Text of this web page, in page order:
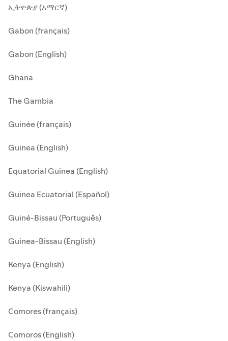
ኢትዮጵያ (አማርኛ)
Gabon (français)
Gabon (English)
Ghana
The Gambia
Guinée (français)
Guinea (English)
Equatorial Guinea (English)
Guinea Ecuatorial (Español)
Guiné-Bissau (Português)
Guinea-Bissau (English)
Kenya (English)
Kenya (Kiswahili)
Comores (français)
Comoros (English)